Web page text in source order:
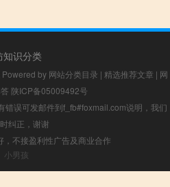
知识分类
Powered by 网站分类目录 | 精选推荐文章 | 网
陕ICP备05009492号
错误可发邮件到f_fb#foxmail.com说明，我们
纠正，谢谢
，不接盈利性广告及商业合作
小男孩